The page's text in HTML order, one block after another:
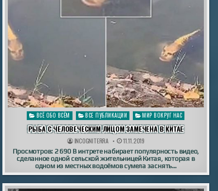
Опубликовано
в
ВСЁ ОБО ВСЁМ ВСЕ ПУБЛИКАЦИИ МИР ВОКРУГ НАС
РЫБА С ЧЕЛОВЕЧЕСКИМ ЛИЦОМ ЗАМЕЧЕНА В КИТАЕ
INCOGNITERRA 11.11.2019
Просмотров: 2 690 В интрете набирает популярность видео,
сделанное одной сельской жительницей Китая, которая в
одном из местных водоёмов сумела заснять…